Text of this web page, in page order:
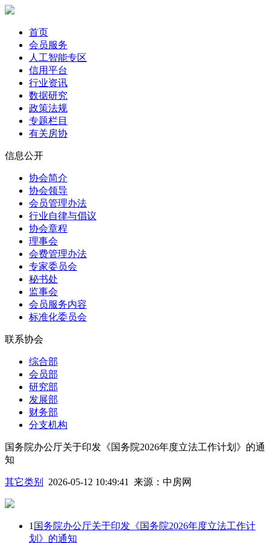
首页
会员服务
人工智能专区
信用平台
行业资讯
数据研究
政策法规
专题栏目
有关房协
信息公开
协会简介
协会领导
会员管理办法
行业自律与倡议
协会章程
理事会
会费管理办法
专家委员会
秘书处
监事会
会员服务内容
标准化委员会
联系协会
综合部
会员部
研究部
发展部
财务部
分支机构
国务院办公厅关于印发《国务院2026年度立法工作计划》的通
知
其它类别 2026-05-12 10:49:41 来源： 中房网
1 国务院办公厅关于印发《国务院2026年度立法工作计
划》的通知